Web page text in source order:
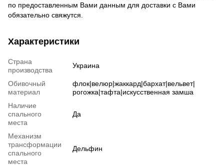
по предоставленным Вами данным для доставки с Вами
обязательно свяжутся.
Характеристики
Страна
производства
Украина
Обивочный
материал
флок|велюр|жаккард|бархат|вельвет|
рогожка|тафта|искусственная замша
Наличие
спального
места
Да
Механизм
трансформации
спального
места
Дельфин